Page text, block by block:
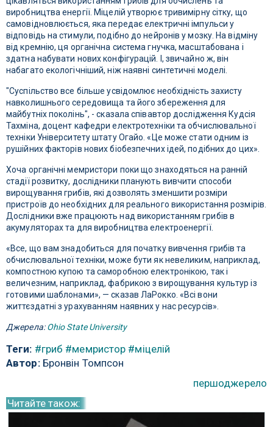
виробництва енергії. Міцелій утворює тривимірну сітку, що
самовідновлюється, яка передає електричні імпульси у
відповідь на стимули, подібно до нейронів у мозку. На відміну
від кремнію, ця органічна система гнучка, масштабована і
здатна набувати нових конфігурацій. І, звичайно ж, він
набагато екологічніший, ніж наявні синтетичні моделі.
"Суспільство все більше усвідомлює необхідність захисту
навколишнього середовища та його збереження для
майбутніх поколінь", - сказала співавтор дослідження Кудсія
Тахміна, доцент кафедри електротехніки та обчислювальної
техніки Університету штату Огайо. «Це може стати одним із
рушійних факторів нових біобезпечних ідей, подібних до цих».
Хоча органічні мемристори поки що знаходяться на ранній
стадії розвитку, дослідники планують вивчити способи
вирощування грибів, які дозволять зменшити розміри
пристроїв до необхідних для реального використання розмірів.
Дослідники вже працюють над використанням грибів в
акумуляторах та для виробництва електроенергії.
«Все, що вам знадобиться для початку вивчення грибів та
обчислювальної техніки, може бути як невеликим, наприклад,
компостною купою та саморобною електронікою, так і
величезним, наприклад, фабрикою з вирощування культур із
готовими шаблонами», — сказав ЛаРокко. «Всі вони
життєздатні з урахуванням наявних у нас ресурсів».
Джерела:Ohio State University
Теги: #гриб #мемристор #міцелій
Автор:Бронвін Томпсон
першоджерело
Читайте також: